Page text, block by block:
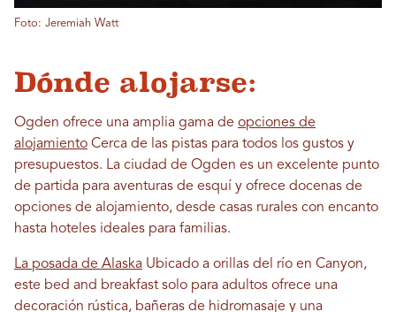
Foto: Jeremiah Watt
Dónde alojarse:
Ogden ofrece una amplia gama de opciones de
alojamiento Cerca de las pistas para todos los gustos y
presupuestos. La ciudad de Ogden es un excelente punto
de partida para aventuras de esquí y ofrece docenas de
opciones de alojamiento, desde casas rurales con encanto
hasta hoteles ideales para familias.
La posada de Alaska Ubicado a orillas del río en Canyon,
este bed and breakfast solo para adultos ofrece una
decoración rústica, bañeras de hidromasaje y una